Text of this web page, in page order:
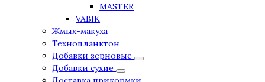
MASTER
VABIK
Жмых-макуха
Технопланктон
Добавки зерновые
Добавки сухие